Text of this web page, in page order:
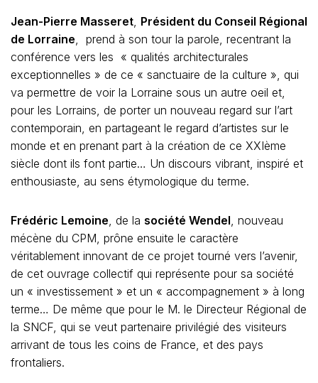
Jean-Pierre Masseret, Président du Conseil Régional
de Lorraine, prend à son tour la parole, recentrant la
conférence vers les « qualités architecturales
exceptionnelles » de ce « sanctuaire de la culture », qui
va permettre de voir la Lorraine sous un autre oeil et,
pour les Lorrains, de porter un nouveau regard sur l’art
contemporain, en partageant le regard d’artistes sur le
monde et en prenant part à la création de ce XXIème
siècle dont ils font partie… Un discours vibrant, inspiré et
enthousiaste, au sens étymologique du terme.
Frédéric Lemoine, de la société Wendel, nouveau
mécène du CPM, prône ensuite le caractère
véritablement innovant de ce projet tourné vers l’avenir,
de cet ouvrage collectif qui représente pour sa société
un « investissement » et un « accompagnement » à long
terme… De même que pour le M. le Directeur Régional de
la SNCF, qui se veut partenaire privilégié des visiteurs
arrivant de tous les coins de France, et des pays
frontaliers.